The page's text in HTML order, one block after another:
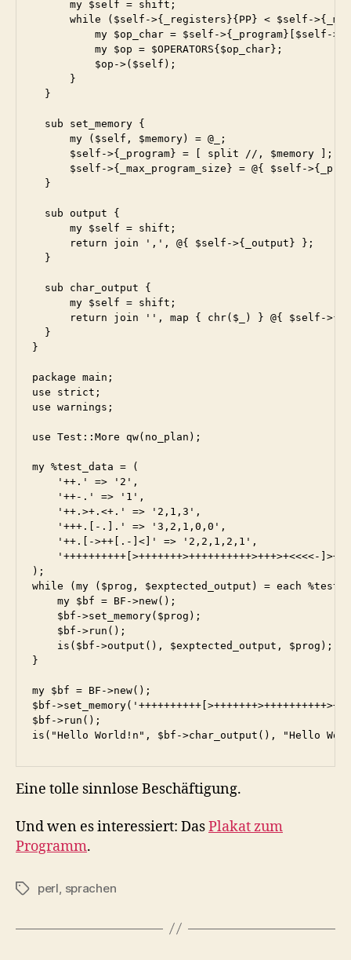
      my $self = shift;
while ($self->{_registers}{PP} < $self-
my $op_char = $self->{_program}[$self-
          my $op = $OPERATORS{$op_char};
          $op->($self);
      }
  }
  sub set_memory {
      my ($self, $memory) = @_;
      $self->{_program} = [ split //, $memory ];
$self->{_max_program_size} = @{ $self-
  }
  sub output {
      my $self = shift;
      return join ',', @{ $self->{_output} };
  }
  sub char_output {
      my $self = shift;
return join '', map { chr($_) } @{ $self-
  }
}
package main;
use strict;
use warnings;
use Test::More qw(no_plan);
my %test_data = (
    '++.' => '2',
    '++-.' => '1',
    '++.>+.<+.' => '2,1,3',
    '+++.[-.].' => '3,2,1,0,0',
    '++.[->++[.-]<]' => '2,2,1,2,1',
'++++++++++[>+++++++>++++++++++>+++>+<<<<-
);
while (my ($prog, $exptected_output) = each
    my $bf = BF->new();
    $bf->set_memory($prog);
    $bf->run();
    is($bf->output(), $exptected_output, $prog);
}
my $bf = BF->new();
$bf-
$bf->run();
Eine tolle sinnlose Beschäftigung.
Und wen es interessiert: DasPlakat zum
Programm.
Schlagwörter
perl sprachen